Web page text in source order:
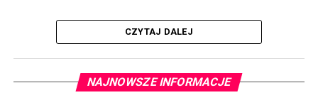
CZYTAJ DALEJ
NAJNOWSZE INFORMACJE